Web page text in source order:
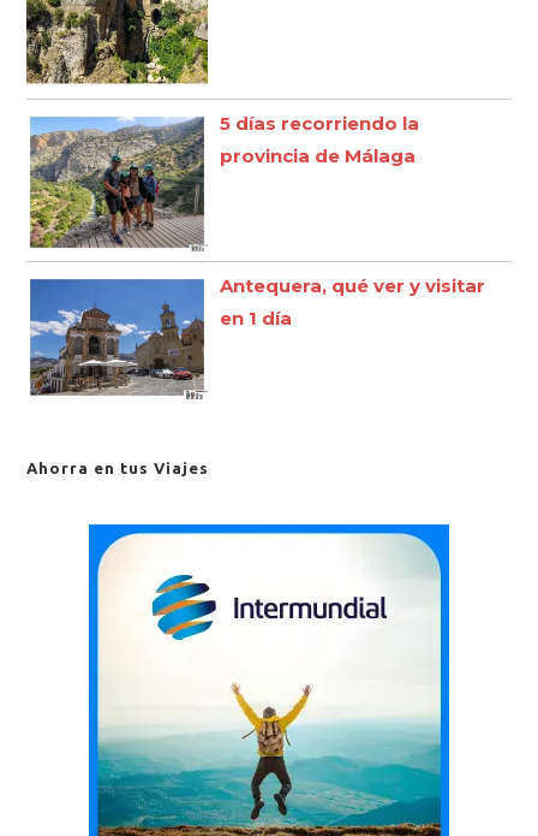
5 días recorriendo la
provincia de Málaga
Antequera, qué ver y visitar
en 1 día
Ahorra en tus Viajes